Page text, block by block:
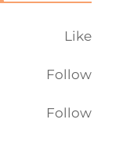
Like
Follow
Follow